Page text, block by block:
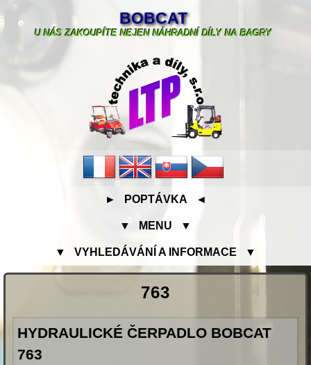
BOBCAT
U NÁS ZAKOUPÍTE NEJEN NÁHRADNÍ DÍLY NA BAGRY
► POPTÁVKA ◄
▼ MENU ▼
▼ VYHLEDÁVÁNÍ A INFORMACE ▼
763
HYDRAULICKÉ ČERPADLO BOBCAT
763